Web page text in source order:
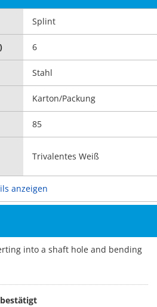
Splint
6
Stahl
Karton/Packung
85
Trivalentes Weiß
anzeigen
into a shaft hole and bending